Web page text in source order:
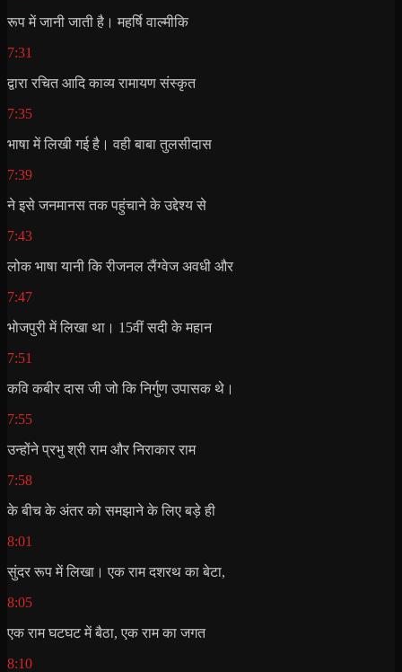
रूप में जानी जाती है। महर्षि वाल्मीकि
7:31
द्वारा रचित आदि काव्य रामायण संस्कृत
7:35
भाषा में लिखी गई है। वही बाबा तुलसीदास
7:39
ने इसे जनमानस तक पहुंचाने के उद्देश्य से
7:43
लोक भाषा यानी कि रीजनल लैंग्वेज अवधी और
7:47
भोजपुरी में लिखा था। 15वीं सदी के महान
7:51
कवि कबीर दास जी जो कि निर्गुण उपासक थे।
7:55
उन्होंने प्रभु श्री राम और निराकार राम
7:58
के बीच के अंतर को समझाने के लिए बड़े ही
8:01
सुंदर रूप में लिखा। एक राम दशरथ का बेटा,
8:05
एक राम घटघट में बैठा, एक राम का जगत
8:10